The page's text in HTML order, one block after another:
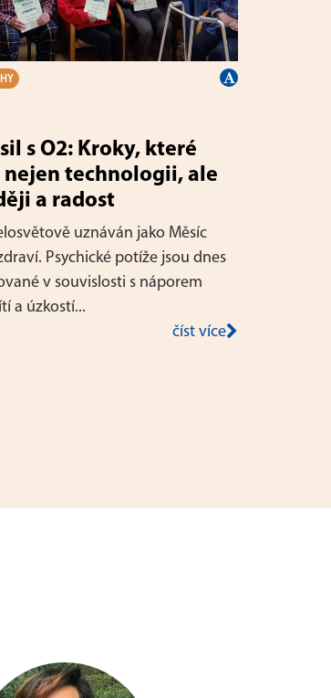
s O2: Kroky, které
technologii, ale
a radost
uznáván jako Měsíc
Psychické potíže jsou dnes
v souvislosti s náporem
a úzkostí...
číst více